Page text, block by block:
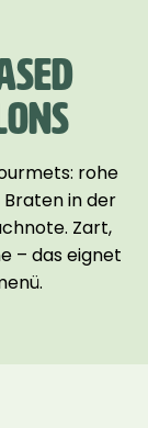
rohe
in der
Zart,
– das eignet